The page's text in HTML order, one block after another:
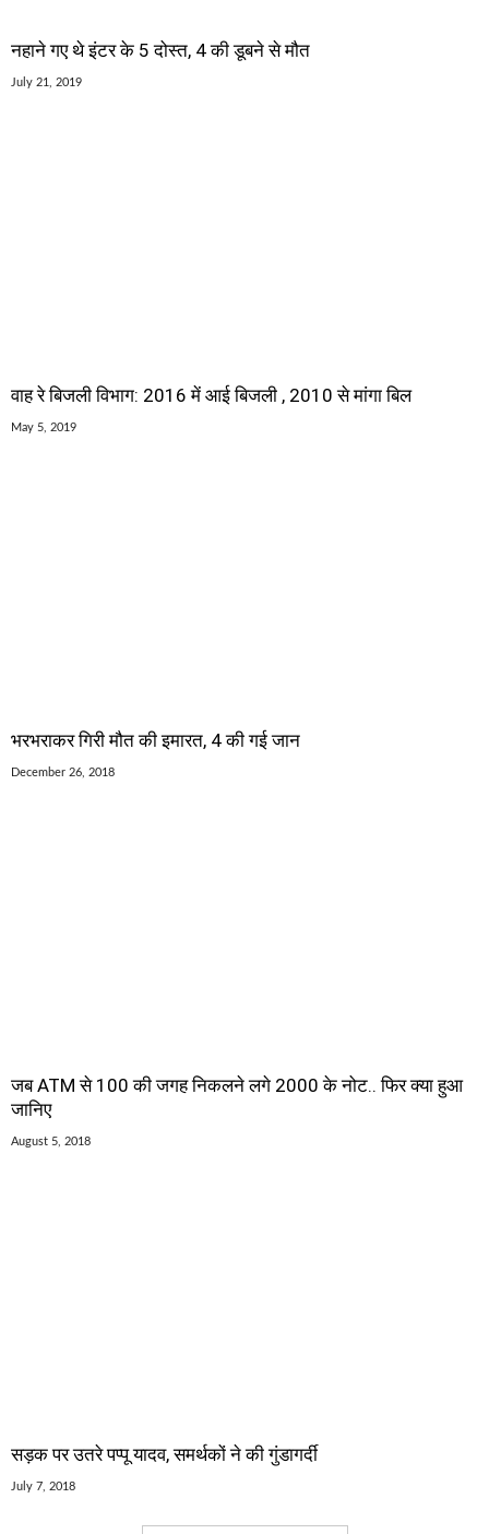
नहाने गए थे इंटर के 5 दोस्त, 4 की डूबने से मौत
July 21, 2019
वाह रे बिजली विभाग: 2016 में आई बिजली , 2010 से मांगा बिल
May 5, 2019
भरभराकर गिरी मौत की इमारत, 4 की गई जान
December 26, 2018
जब ATM से 100 की जगह निकलने लगे 2000 के नोट.. फिर क्या हुआ
जानिए
August 5, 2018
सड़क पर उतरे पप्पू यादव, समर्थकों ने की गुंडागर्दी
July 7, 2018